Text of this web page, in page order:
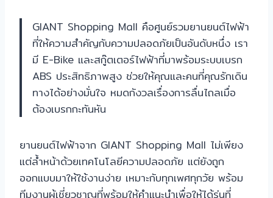
GIANT Shopping Mall คือศูนย์รวมยานยนต์ไฟฟ้า
ที่ให้ความสำคัญกับความปลอดภัยเป็นอันดับหนึ่ง เรา
มี E-Bike และสกู๊ตเตอร์ไฟฟ้าที่มาพร้อมระบบเบรก
ABS ประสิทธิภาพสูง ช่วยให้คุณและคนที่คุณรักเดิน
ทางได้อย่างมั่นใจ หมดกังวลเรื่องการลื่นไถลเมื่อ
ต้องเบรกกะทันหัน
ยานยนต์ไฟฟ้าจาก GIANT Shopping Mall ไม่เพียง
แต่ล้ำหน้าด้วยเทคโนโลยีความปลอดภัย แต่ยังถูก
ออกแบบมาให้ใช้งานง่าย เหมาะกับทุกเพศทุกวัย พร้อม
ทีมงานผู้เชี่ยวชาญที่พร้อมให้คำแนะนำเพื่อให้ได้รุ่นที่